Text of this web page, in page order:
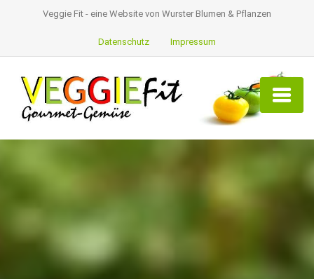
Veggie Fit - eine Website von Wurster Blumen & Pflanzen
Datenschutz Impressum